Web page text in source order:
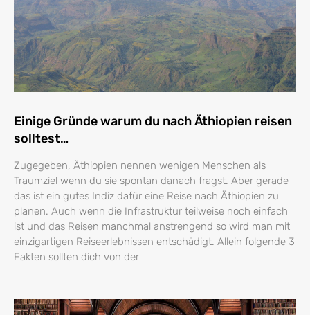
Einige Gründe warum du nach Äthiopien reisen
solltest…
Zugegeben, Äthiopien nennen wenigen Menschen als
Traumziel wenn du sie spontan danach fragst. Aber gerade
das ist ein gutes Indiz dafür eine Reise nach Äthiopien zu
planen. Auch wenn die Infrastruktur teilweise noch einfach
ist und das Reisen manchmal anstrengend so wird man mit
einzigartigen Reiseerlebnissen entschädigt. Allein folgende 3
Fakten sollten dich von der